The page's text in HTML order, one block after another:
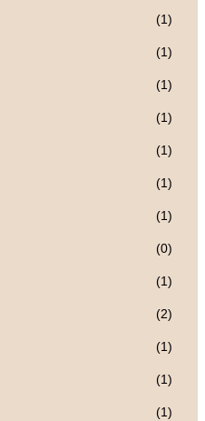
(1)
(1)
(1)
(1)
(1)
(1)
(1)
(0)
(1)
(2)
(1)
(1)
(1)